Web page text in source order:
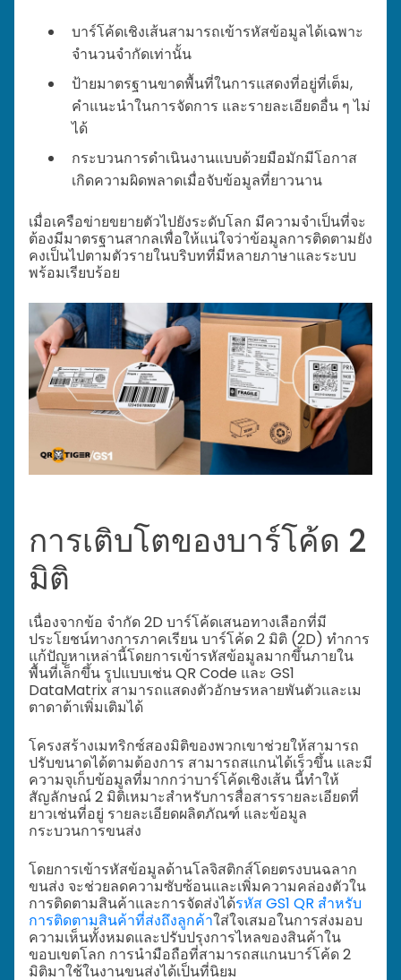
บาร์โค้ดเชิงเส้นสามารถเข้ารหัสข้อมูลได้เฉพาะ
จำนวนจำกัดเท่านั้น
ป้ายมาตรฐานขาดพื้นที่ในการแสดงที่อยู่ที่เต็ม,
คำแนะนำในการจัดการ และรายละเอียดอื่น ๆ ไม่
ได้
กระบวนการดำเนินงานแบบด้วยมือมักมีโอกาส
เกิดความผิดพลาดเมื่อจับข้อมูลที่ยาวนาน
เมื่อเครือข่ายขยายตัวไปยังระดับโลก มีความจำเป็นที่จะ
ต้องมีมาตรฐานสากลเพื่อให้แน่ใจว่าข้อมูลการติดตามยัง
คงเป็นไปตามตัวรายในบริบทที่มีหลายภาษาและระบบ
พร้อมเรียบร้อย
การเติบโตของบาร์โค้ด 2
มิติ
เนื่องจากข้อ จำกัด 2D บาร์โค้ดเสนอทางเลือกที่มี
ประโยชน์ทางการภาคเรียน บาร์โค้ด 2 มิติ (2D) ทำการ
แก้ปัญหาเหล่านี้โดยการเข้ารหัสข้อมูลมากขึ้นภายใน
พื้นที่เล็กขึ้น รูปแบบเช่น QR Code และ GS1
DataMatrix สามารถแสดงตัวอักษรหลายพันตัวและเม
ตาดาต้าเพิ่มเติมได้
โครงสร้างเมทริกซ์สองมิติของพวกเขาช่วยให้สามารถ
ปรับขนาดได้ตามต้องการ สามารถสแกนได้เร็วขึ้น และมี
ความจุเก็บข้อมูลที่มากกว่าบาร์โค้ดเชิงเส้น นี้ทำให้
สัญลักษณ์ 2 มิติเหมาะสำหรับการสื่อสารรายละเอียดที่
ยาวเช่นที่อยู่ รายละเอียดผลิตภัณฑ์ และข้อมูล
กระบวนการขนส่ง
โดยการเข้ารหัสข้อมูลด้านโลจิสติกส์โดยตรงบนฉลาก
ขนส่ง จะช่วยลดความซับซ้อนและเพิ่มความคล่องตัวใน
การติดตามสินค้าและการจัดส่งได้รหัส GS1 QR สำหรับ
การติดตามสินค้าที่ส่งถึงลูกค้าใส่ใจเสมอในการส่งมอบ
ความเห็นทั้งหมดและปรับปรุงการไหลของสินค้าใน
ขอบเขตโลก การนำมือถือที่สามารถสแกนบาร์โค้ด 2
มิติมาใช้ในงานขนส่งได้เป็นที่นิยม